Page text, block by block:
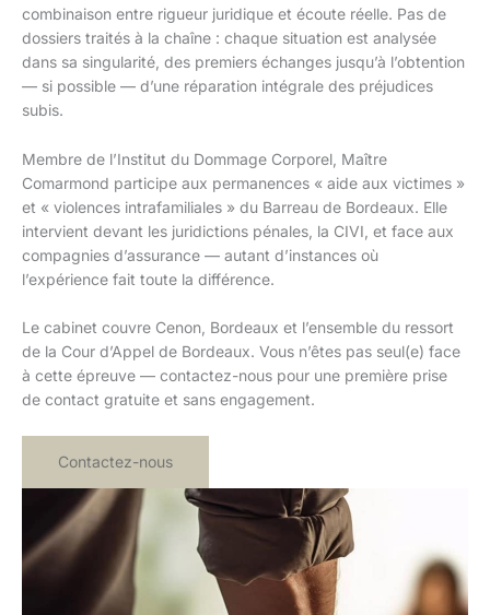
combinaison entre rigueur juridique et écoute réelle. Pas de
dossiers traités à la chaîne : chaque situation est analysée
dans sa singularité, des premiers échanges jusqu’à l’obtention
— si possible — d’une réparation intégrale des préjudices
subis.
Membre de l’Institut du Dommage Corporel, Maître
Comarmond participe aux permanences « aide aux victimes »
et « violences intrafamiliales » du Barreau de Bordeaux. Elle
intervient devant les juridictions pénales, la CIVI, et face aux
compagnies d’assurance — autant d’instances où
l’expérience fait toute la différence.
Le cabinet couvre Cenon, Bordeaux et l’ensemble du ressort
de la Cour d’Appel de Bordeaux. Vous n’êtes pas seul(e) face
à cette épreuve — contactez-nous pour une première prise
de contact gratuite et sans engagement.
Contactez-nous